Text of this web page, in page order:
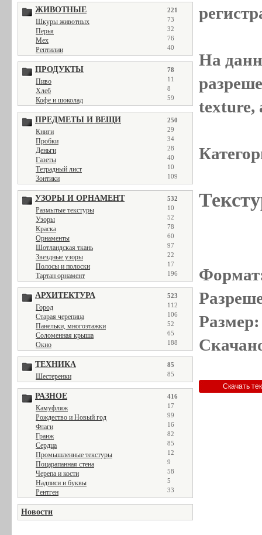
ЖИВОТНЫЕ 221
Шкуры животных 73
Перья 32
Мех 76
Рептилии 40
ПРОДУКТЫ 78
Пиво 11
Хлеб 8
Кофе и шоколад 59
ПРЕДМЕТЫ И ВЕЩИ 250
Книги 29
Пробки 34
Деньги 28
Газеты 40
Тетрадный лист 10
Зонтики 109
УЗОРЫ И ОРНАМЕНТ 532
Размытые текстуры 10
Узоры 52
Краска 78
Орнаменты 60
Шотландская ткань 97
Звездные узоры 22
Полосы и полоски 17
Тартан орнамент 196
АРХИТЕКТУРА 523
Город 112
Старая черепица 106
Панельки, многоэтажки 52
Соломенная крыша 65
Окно 188
ТЕХНИКА 85
Шестеренки 85
РАЗНОЕ 416
Камуфляж 17
Рождество и Новый год 99
Флаги 16
Гранж 82
Сердца 85
Промышленные текстуры 12
Поцарапанная стена 9
Черепа и кости 58
Надписи и буквы 5
Рентген 33
Новости
На
texture,